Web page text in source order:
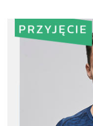
PRZYJĘCIE